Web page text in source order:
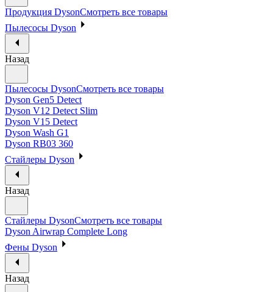
Продукция DysonСмотреть все товары
Пылесосы Dyson
Назад
Пылесосы DysonСмотреть все товары
Dyson Gen5 Detect
Dyson V12 Detect Slim
Dyson V15 Detect
Dyson Wash G1
Dyson RB03 360
Стайлеры Dyson
Назад
Стайлеры DysonСмотреть все товары
Dyson Airwrap Complete Long
Фены Dyson
Назад